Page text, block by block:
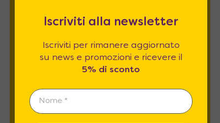
relativamente alpunto 2 A e Bdell'informativa
privacy *
Iscriviti alla newsletter
Iscriviti per rimanere aggiornato
su news e promozioni e ricevere il
5% di sconto